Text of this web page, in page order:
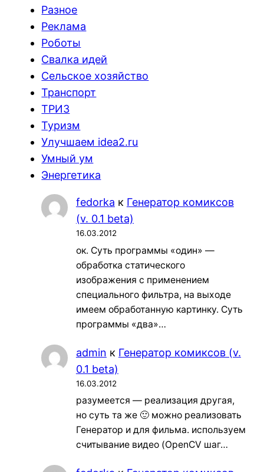
Разное
Реклама
Роботы
Свалка идей
Сельское хозяйство
Транспорт
ТРИЗ
Туризм
Улучшаем idea2.ru
Умный ум
Энергетика
fedorka к Генератор комиксов
(v. 0.1 beta)
16.03.2012
ок. Суть программы «один» —
обработка статического
изображения с применением
специального фильтра, на выходе
имеем обработанную картинку. Суть
программы «два»…
admin к Генератор комиксов (v.
0.1 beta)
16.03.2012
разумеется — реализация другая,
но суть та же 🙂 можно реализовать
Генератор и для фильма. используем
считывание видео (OpenCV шаг…